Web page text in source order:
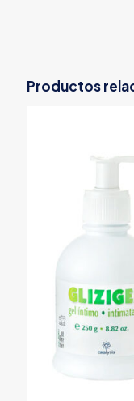
Productos